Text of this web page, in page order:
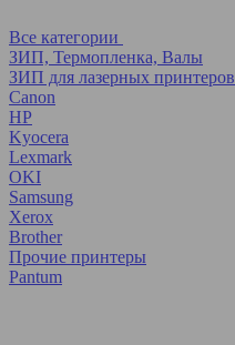
Все категории
ЗИП, Термопленка, Валы
ЗИП для лазерных принтеров
Canon
HP
Kyocera
Lexmark
OKI
Samsung
Xerox
Brother
Прочие принтеры
Pantum